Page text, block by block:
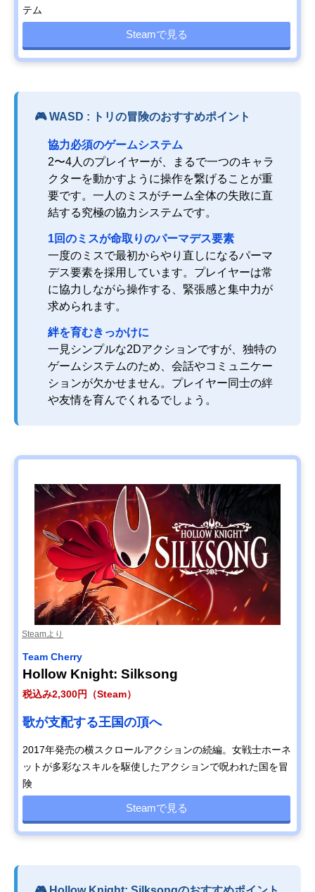
テム
Steamで見る
🎮 WASD : トリの冒険のおすすめポイント
協力必須のゲームシステム
2〜4人のプレイヤーが、まるで一つのキャラ
クターを動かすように操作を繋げることが重
要です。一人のミスがチーム全体の失敗に直
結する究極の協力システムです。
1回のミスが命取りのパーマデス要素
一度のミスで最初からやり直しになるパーマ
デス要素を採用しています。プレイヤーは常
に協力しながら操作する、緊張感と集中力が
求められます。
絆を育むきっかけに
一見シンプルな2Dアクションですが、独特の
ゲームシステムのため、会話やコミュニケー
ションが欠かせません。プレイヤー同士の絆
や友情を育んでくれるでしょう。
Steamより
Team Cherry
Hollow Knight: Silksong
税込み2,300円（Steam）
歌が支配する王国の頂へ
2017年発売の横スクロールアクションの続編。女戦士ホーネ
ットが多彩なスキルを駆使したアクションで呪われた国を冒
険
Steamで見る